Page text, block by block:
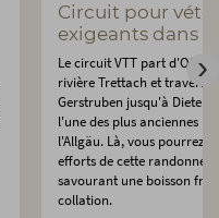
Circuit pour
exigeants dans
Le circuit VTT part
rivière Trettach et traverse
Gerstruben jusqu'à
l'une des plus anciennes
l'Allgäu. Là, vous pourrez
efforts de cette randonnée
savourant une boisson
collation.